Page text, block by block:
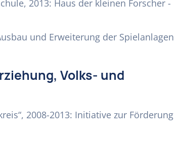
2013: Haus der kleinen Forscher -
und Erweiterung der Spielanlagen
Volks- und
2008-2013: Initiative zur Förderung